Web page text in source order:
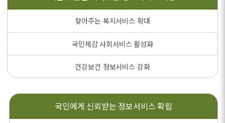
찾아주는 복지서비스 확대
국민체감 사회서비스 활성화
건강보건 정보서비스 강화
국민에게 신뢰받는 정보서비스 확립